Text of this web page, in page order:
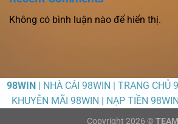
Không có bình luận nào để hiển thị.
98WIN | NHÀ CÁI 98WIN | TRANG CHỦ
KHUYỄN MÃI 98WIN | NẠP TIỀN
Copyright 2026 ©